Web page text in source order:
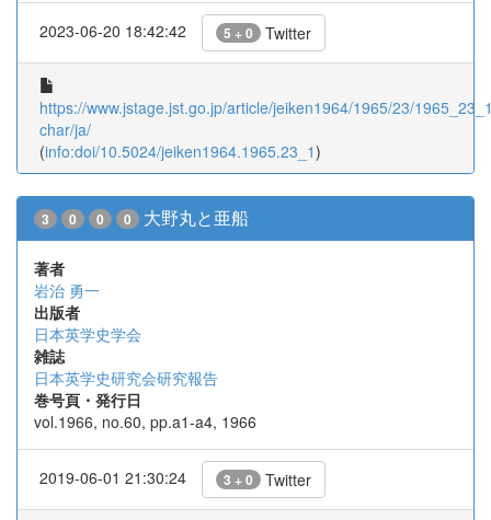
2023-06-20 18:42:42 5 + 0 Twitter
https://www.jstage.jst.go.jp/article/jeiken1964/1965/23/
char/ja/
(info:doi/10.5024/jeiken1964.1965.23_1)
3 0 0 0 大野丸と亜船
著者
岩治 勇一
出版者
日本英学史学会
雑誌
日本英学史研究会研究報告
巻号頁・発行日
vol.1966, no.60, pp.a1-a4, 1966
2019-06-01 21:30:24 3 + 0 Twitter